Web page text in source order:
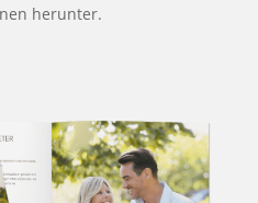
herunter.